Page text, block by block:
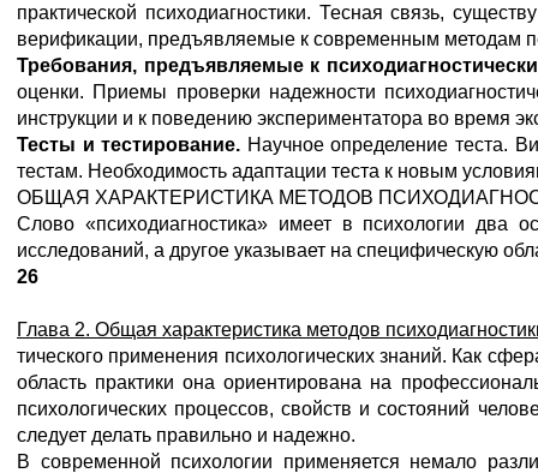
практической психодиагностики. Тесная связь,
верификации, предъявляемые к современным методам
Требования, предъявляемые к
оценки. Приемы проверки надежности
инструкции и к поведению экспериментатора во время
Тесты и тестирование. Научное определение теста.
тестам. Необходимость адаптации теста к новым
ОБЩАЯ ХАРАКТЕРИСТИКА МЕТОДОВ
Слово «психодиагностика» имеет в психологии два
исследований, а другое указывает на специфическую
26
Глава 2. Общая характеристика методов
тического применения психологических знаний. Как
область практики она ориентирована на
психологических процессов, свойств и состояний
следует делать правильно и надежно.
В современной психологии применяется немало